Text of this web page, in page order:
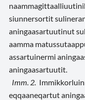
siunnersortit
aningaasartuutinut
aamma
assartuinermi
aningaasartuutit.
Imm. 2.
eqqaaneqartut